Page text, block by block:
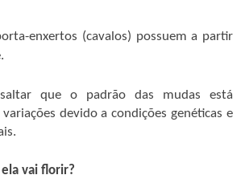
enxertos (cavalos) possuem a partir
que o padrão das mudas está
devido a condições genéticas e
vai florir?